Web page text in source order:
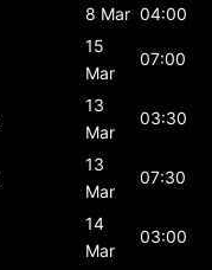
8 Mar 04:00
15
Mar
07:00
13
Mar
03:30
13
Mar
07:30
14
Mar
03:00